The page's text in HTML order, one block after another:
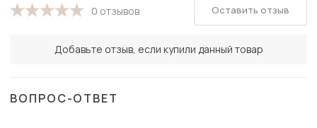
0 отзывов
Добавьте отзыв, если купили данный товар
Оставить отзыв
ВОПРОС-ОТВЕТ